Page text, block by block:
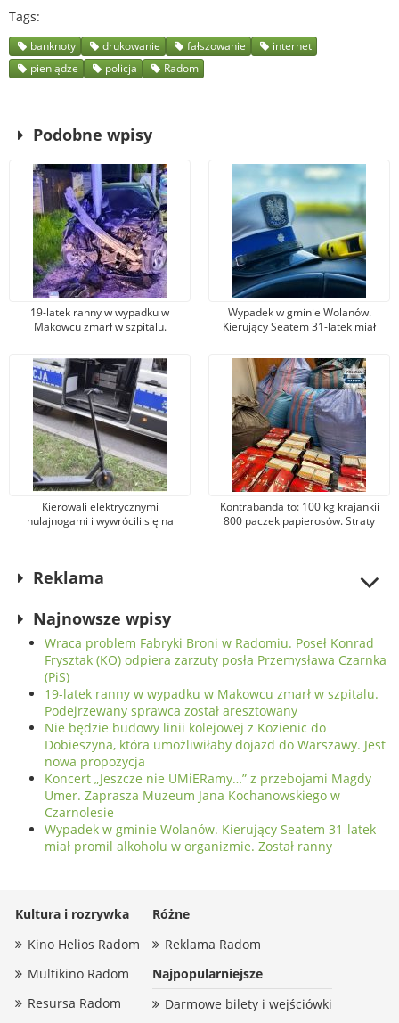
Tags
banknoty drukowanie fałszowanie
internet
pieniądze
policja Radom
Podobne wpisy
19-latek ranny w wypadku w
Makowcu zmarł w szpitalu.
aresztowany
Wypadek w gminie Wolanów.
Kierujący Seatem 31-latek miał
Został ranny
Kierowali elektrycznymi
hulajnogami i wywrócili się na
Kontrabanda to: 100 kg krajankii
800 paczek papierosów. Straty
Reklama
Najnowsze wpisy
Wraca problem Fabryki Broni w Radomiu. Poseł Konrad
Frysztak (KO) odpiera zarzuty posła Przemysława Czarnka
(PiS)
19-latek ranny w wypadku w Makowcu zmarł w szpitalu.
Podejrzewany sprawca został aresztowany
Nie będzie budowy linii kolejowej z Kozienic do
Dobieszyna, która umożliwiłaby dojazd do Warszawy. Jest
nowa propozycja
Koncert „Jeszcze nie UMiERamy…” z przebojami Magdy
Umer. Zaprasza Muzeum Jana Kochanowskiego w
Czarnolesie
Wypadek w gminie Wolanów. Kierujący Seatem 31-latek
miał promil alkoholu w organizmie. Został ranny
Kultura i rozrywka
Kino Helios Radom
Multikino Radom
Resursa Radom
Różne
Reklama Radom
Najpopularniejsze
Darmowe bilety i wejściówki